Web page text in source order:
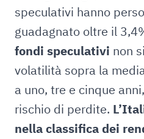
speculativi hanno
guadagnato oltre il
fondi speculativi non
volatilità sopra la
a uno, tre e cinque
rischio di perdite.
nella classifica dei